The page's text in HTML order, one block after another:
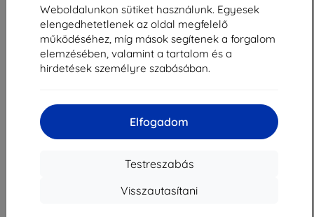
Weboldalunkon sütiket használunk. Egyesek
elengedhetetlenek az oldal megfelelő
működéséhez, míg mások segítenek a forgalom
elemzésében, valamint a tartalom és a
hirdetések személyre szabásában.
Elfogadom
Testreszabás
Visszautasítani
Raktáron > 5 darab
Összes találat